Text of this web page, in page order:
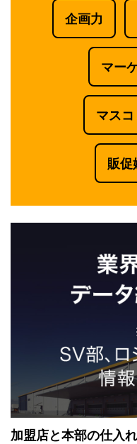
企画力
マー
マスコ
販促
加盟店と本部の仕入